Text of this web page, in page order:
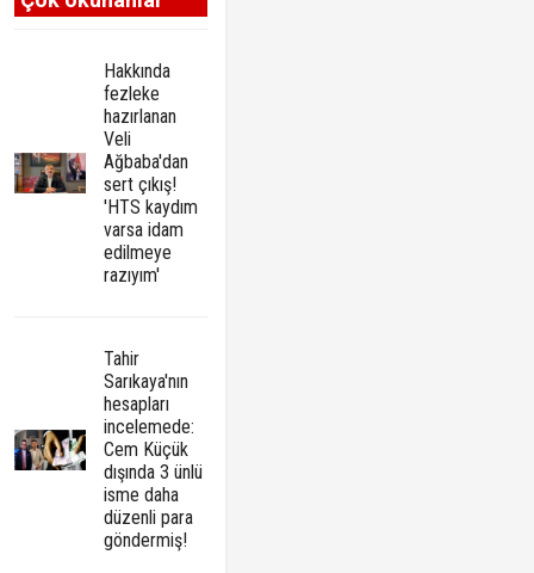
Hakkında
fezleke
hazırlanan
Veli
Ağbaba'dan
sert çıkış!
'HTS kaydım
varsa idam
edilmeye
razıyım'
Tahir
Sarıkaya'nın
hesapları
incelemede:
Cem Küçük
dışında 3 ünlü
isme daha
düzenli para
göndermiş!